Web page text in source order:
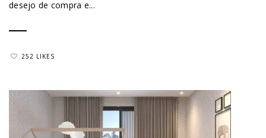
desejo de compra e...
252 LIKES